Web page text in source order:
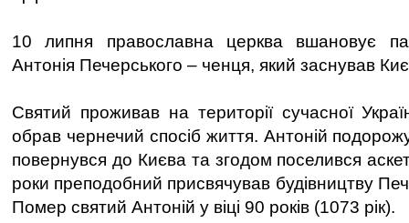
10 липня православна церква вшановує
Антонія Печерського – ченця, який заснував
Святий проживав на території сучасної
обрав чернечий спосіб життя. Антоній
повернувся до Києва та згодом поселився
роки преподобний присвячував будівництву
Помер святий Антоній у віці 90 років (1073 рік).